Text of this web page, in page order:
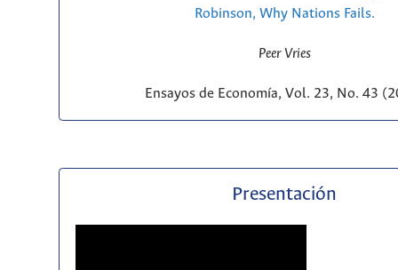
Robinson, Why Nations Fails.
Peer Vries
Ensayos de Economía, Vol. 23, No. 43
Presentación